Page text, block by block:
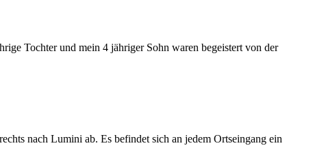
Tochter und mein 4 jähriger Sohn waren begeistert von der
nach Lumini ab. Es befindet sich an jedem Ortseingang ein